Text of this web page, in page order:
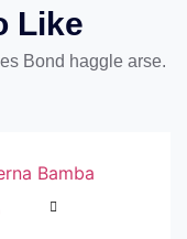
Like
Bond haggle arse.